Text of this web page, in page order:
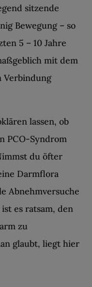
sitzende
Bewegung – so
5 – 10 Jahre
mit dem
Verbindung
lassen, ob
PCO-Syndrom
du öfter
Darmflora
Abnehmversuche
es ratsam, den
zu
glaubt, liegt hier